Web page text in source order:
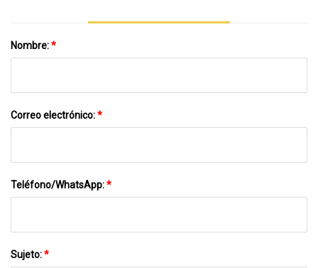
Nombre:*
Correo electrónico:*
Teléfono/WhatsApp:*
Sujeto:*